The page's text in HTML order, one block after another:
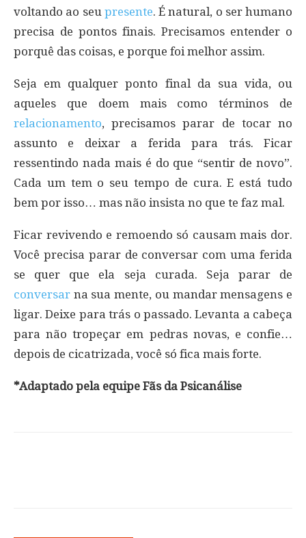
voltando ao seu presente. É natural, o ser humano
precisa de pontos finais. Precisamos entender o
porquê das coisas, e porque foi melhor assim.
Seja em qualquer ponto final da sua vida, ou
aqueles que doem mais como términos de
relacionamento, precisamos parar de tocar no
assunto e deixar a ferida para trás. Ficar
ressentindo nada mais é do que “sentir de novo”.
Cada um tem o seu tempo de cura. E está tudo
bem por isso… mas não insista no que te faz mal.
Ficar revivendo e remoendo só causam mais dor.
Você precisa parar de conversar com uma ferida
se quer que ela seja curada. Seja parar de
conversar na sua mente, ou mandar mensagens e
ligar. Deixe para trás o passado. Levanta a cabeça
para não tropeçar em pedras novas, e confie…
depois de cicatrizada, você só fica mais forte.
*Adaptado pela equipe Fãs da Psicanálise